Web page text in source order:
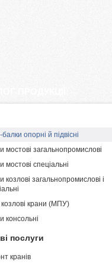
опорні й підвісні
мостові загальнопромислові
мостові спеціальні
козлові загальнопромислові і
козлові крани (МПУ)
консольні
послуги
кранів